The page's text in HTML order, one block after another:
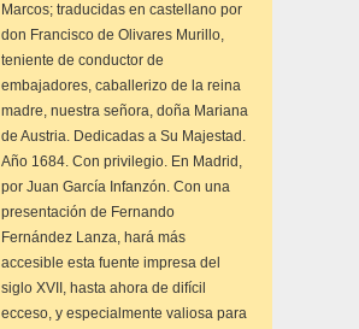
Marcos; traducidas en castellano por
don Francisco de Olivares Murillo,
teniente de conductor de
embajadores, caballerizo de la reina
madre, nuestra señora, doña Mariana
de Austria. Dedicadas a Su Majestad.
Año 1684. Con privilegio. En Madrid,
por Juan García Infanzón. Con una
presentación de Fernando
Fernández Lanza, hará más
accesible esta fuente impresa del
siglo XVII, hasta ahora de difícil
ecceso, y especialmente valiosa para